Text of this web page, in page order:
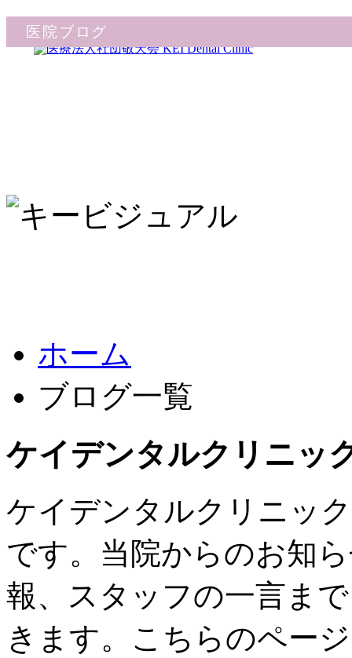
医院ブログ
ホーム
ブログ一覧
ケイデンタルクリニッ
ケイデンタルクリニッ
です。当院からのお知
報、スタッフの一言ま
きます。こちらのペー